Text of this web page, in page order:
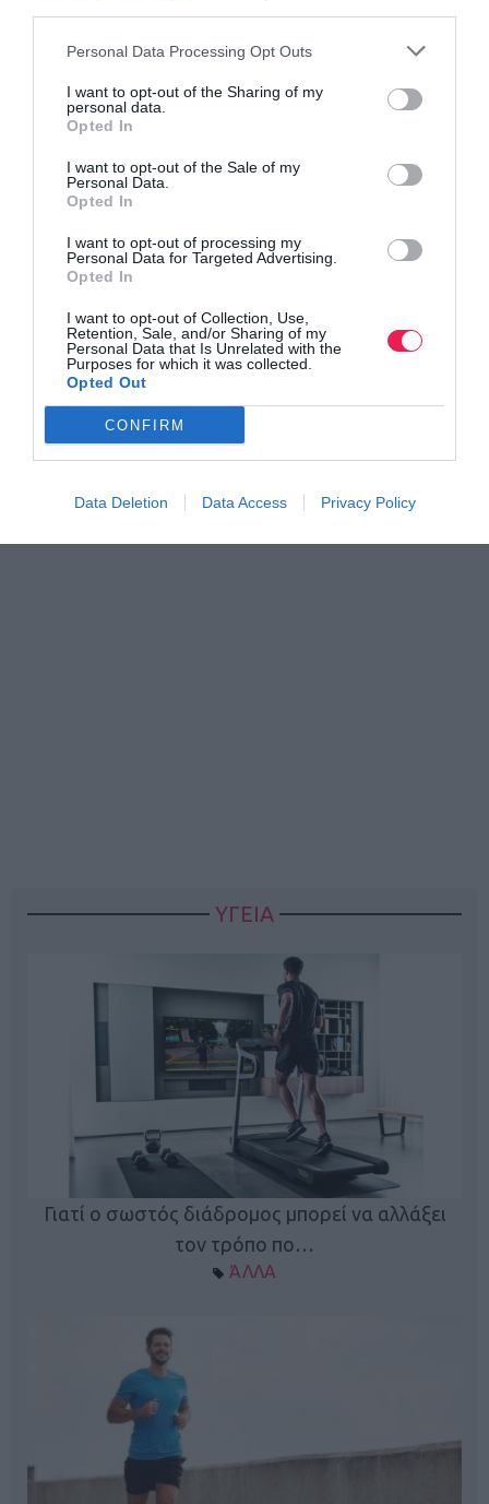
Personal Data Processing Opt Outs
I want to opt-out of the Sharing of my
personal data.
Opted In
I want to opt-out of the Sale of my
Personal Data.
Opted In
I want to opt-out of processing my
Personal Data for Targeted Advertising.
Opted In
I want to opt-out of Collection, Use,
Retention, Sale, and/or Sharing of my
Personal Data that Is Unrelated with the
Purposes for which it was collected.
Opted Out
CONFIRM
Data Deletion Data Access Privacy Policy
ΥΓΕΙΑ
Γιατί ο σωστός διάδρομος μπορεί να αλλάξει
τον τρόπο πο…
ΆΛΛΑ